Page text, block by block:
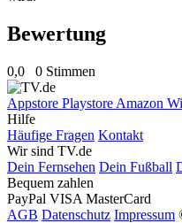
Bewertung
0,0 0 Stimmen
Appstore Playstore Amazon
Hilfe
Häufige Fragen Kontakt
Wir sind TV.de
Dein Fernsehen Dein Fußball
Bequem zahlen
PayPal VISA MasterCard
AGB Datenschutz Impressum